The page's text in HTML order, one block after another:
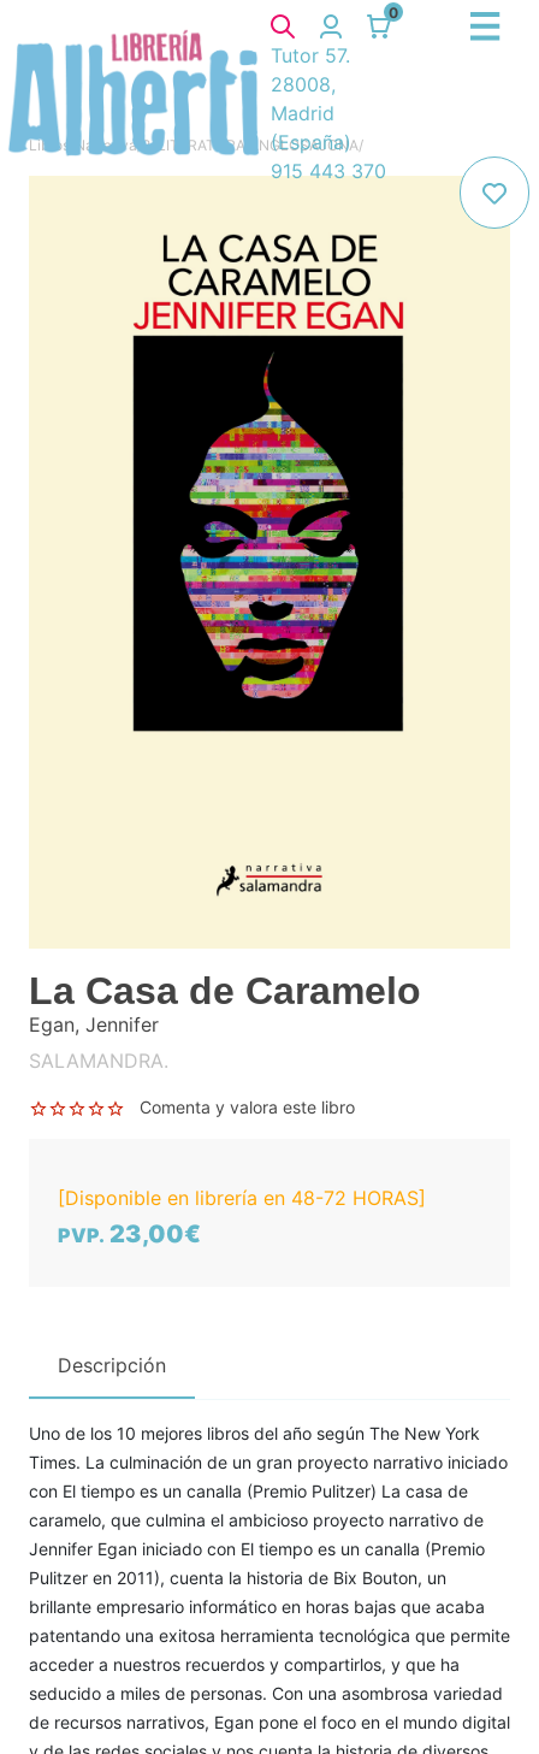
0
Tutor 57.
28008,
Madrid
(España)
915 443 370
Libros Narrativa/ 8. LITERATURA ANGLOSAJONA/
La Casa de Caramelo
Egan, Jennifer
SALAMANDRA.
Comenta y valora este libro
[Disponible en librería en 48-72 HORAS]
PVP. 23,00€
Descripción
Uno de los 10 mejores libros del año según The New York
Times. La culminación de un gran proyecto narrativo iniciado
con El tiempo es un canalla (Premio Pulitzer) La casa de
caramelo, que culmina el ambicioso proyecto narrativo de
Jennifer Egan iniciado con El tiempo es un canalla (Premio
Pulitzer en 2011), cuenta la historia de Bix Bouton, un
brillante empresario informático en horas bajas que acaba
patentando una exitosa herramienta tecnológica que permite
acceder a nuestros recuerdos y compartirlos, y que ha
seducido a miles de personas. Con una asombrosa variedad
de recursos narrativos, Egan pone el foco en el mundo digital